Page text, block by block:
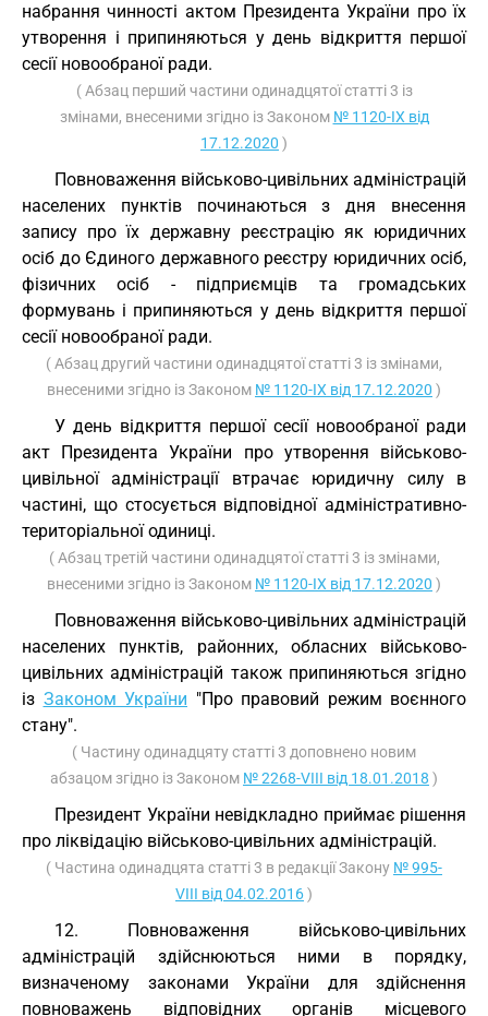
набрання чинності актом Президента України про їх
утворення і припиняються у день відкриття першої
сесії новообраної ради.
( Абзац перший частини одинадцятої статті 3 із
змінами, внесеними згідно із Законом № 1120-IX від
17.12.2020 )
Повноваження військово-цивільних адміністрацій
населених пунктів починаються з дня внесення
запису про їх державну реєстрацію як юридичних
осіб до Єдиного державного реєстру юридичних осіб,
фізичних осіб - підприємців та громадських
формувань і припиняються у день відкриття першої
сесії новообраної ради.
( Абзац другий частини одинадцятої статті 3 із змінами,
внесеними згідно із Законом № 1120-IX від 17.12.2020 )
У день відкриття першої сесії новообраної ради
акт Президента України про утворення військово-
цивільної адміністрації втрачає юридичну силу в
частині, що стосується відповідної адміністративно-
територіальної одиниці.
( Абзац третій частини одинадцятої статті 3 із змінами,
внесеними згідно із Законом № 1120-IX від 17.12.2020 )
Повноваження військово-цивільних адміністрацій
населених пунктів, районних, обласних військово-
цивільних адміністрацій також припиняються згідно
із Законом України "Про правовий режим воєнного
стану".
( Частину одинадцяту статті 3 доповнено новим
абзацом згідно із Законом № 2268-VIII від 18.01.2018 )
Президент України невідкладно приймає рішення
про ліквідацію військово-цивільних адміністрацій.
( Частина одинадцята статті 3 в редакції Закону № 995-
VIII від 04.02.2016)
12. Повноваження військово-цивільних
адміністрацій здійснюються ними в порядку,
визначеному законами України для здійснення
повноважень відповідних органів місцевого